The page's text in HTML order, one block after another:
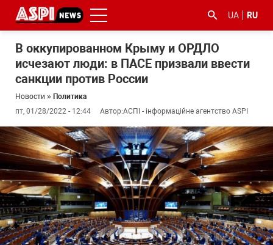
UA RU
В оккупированном Крыму и ОРДЛО
исчезают люди: в ПАСЕ призвали ввести
санкции против России
Новости » Политика
пт, 01/28/2022 - 12:44
Автор:АСПІ - інформаційне агентство ASPI
#ООС
#боротьба
з
корупцією
#гфс #Киев #коронавірус